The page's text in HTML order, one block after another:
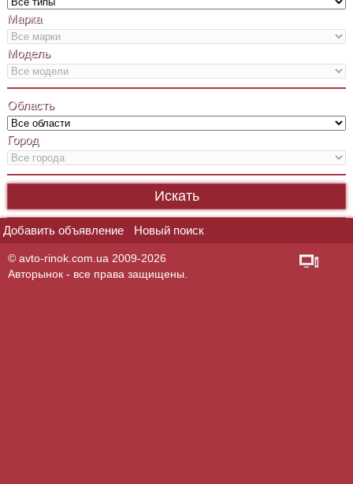
Марка
Модель
Область
Город
Добавить объявление Новый поиск
© avto-rinok.com.ua 2009-2026
Авторынок - все права защищены.